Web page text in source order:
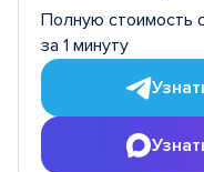
Полную стоимость
за 1 минуту